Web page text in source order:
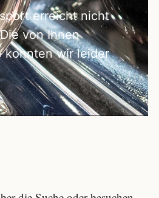
erreicht nicht
von Ihnen
konnten wir leider